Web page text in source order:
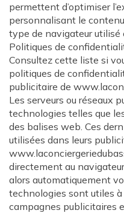
permettent d’optimiser
personnalisant le
type de navigateur utilisé
Politiques de
Consultez cette liste si
politiques de
publicitaire de
Les serveurs ou réseaux
technologies telles que
des balises web. Ces
utilisées dans leurs
directement au
alors automatiquement
technologies sont utiles à
campagnes publicitaires